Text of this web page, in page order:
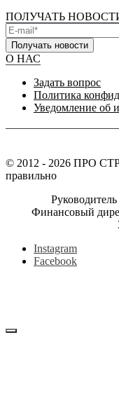
ПОЛУЧАТЬ
Получать новости
О НАС
Задать вопрос
Политика
Уведомление об
© 2012 - 2026 ПРО
правильно
Финансовый
Instagram
Facebook